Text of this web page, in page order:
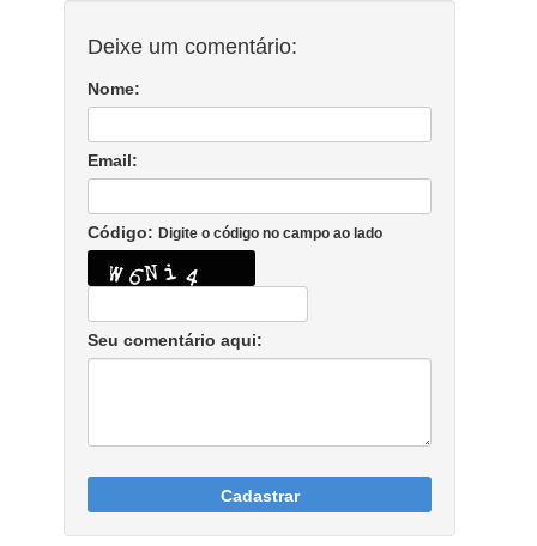
Deixe um comentário:
Nome:
Email:
Código: Digite o código no campo ao lado
Seu comentário aqui:
Cadastrar